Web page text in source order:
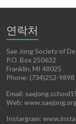
연락처
Sae Jong Society of
P.O. Box 250632
Franklin, MI 48025
Phone: (734)252-9898
Email:
Web:
Instargram: